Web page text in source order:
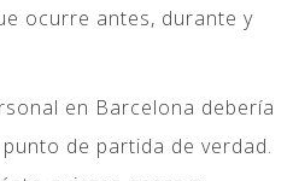
ocurre antes, durante y
en Barcelona debería
de partida de verdad.